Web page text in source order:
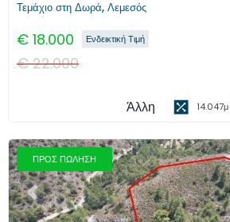
Τεμάχιο στη Δωρά, Λεμεσός
€ 18.000 Ενδεικτική Τιμή
€22.000
Άλλη 14.047μ
ΠΡΟΣ ΠΩΛΗΣΗ
Προηγούμενο